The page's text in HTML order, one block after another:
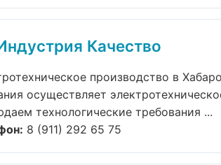
Качество
производство в
осуществляет
технологические требования ...
8 (911) 292 65 75